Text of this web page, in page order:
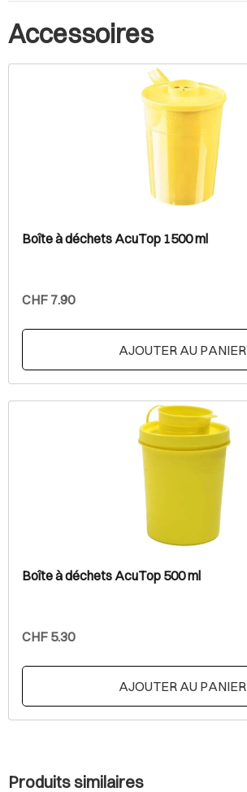
Accessoires
Boîte à déchets AcuTop 1500 ml
CHF 7.90
AJOUTER AU PANIER
Boîte à déchets AcuTop 500 ml
CHF 5.30
AJOUTER AU PANIER
Produits similaires